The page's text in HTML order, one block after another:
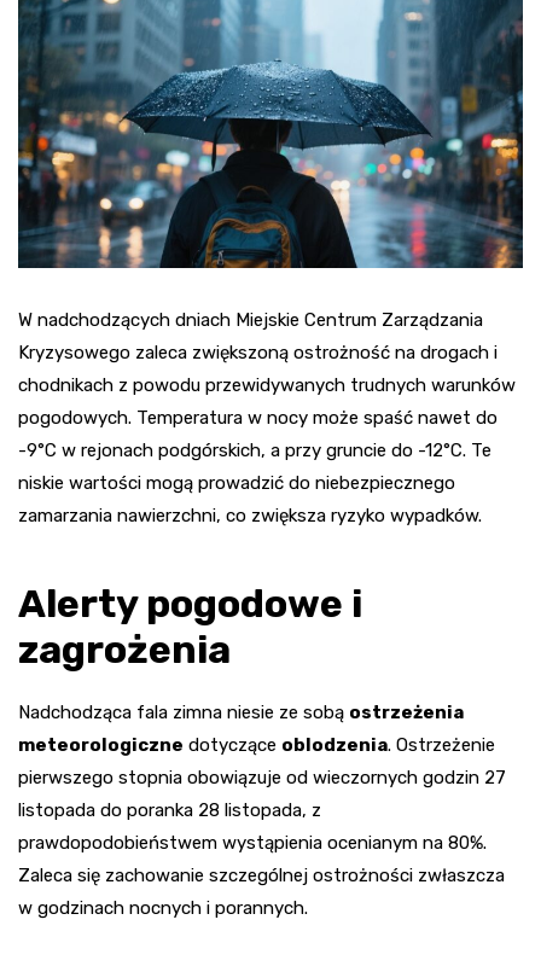
W nadchodzących dniach Miejskie Centrum Zarządzania
Kryzysowego zaleca zwiększoną ostrożność na drogach i
chodnikach z powodu przewidywanych trudnych warunków
pogodowych. Temperatura w nocy może spaść nawet do
-9°C w rejonach podgórskich, a przy gruncie do -12°C. Te
niskie wartości mogą prowadzić do niebezpiecznego
zamarzania nawierzchni, co zwiększa ryzyko wypadków.
Alerty pogodowe i
zagrożenia
Nadchodząca fala zimna niesie ze sobą ostrzeżenia
meteorologiczne dotyczące oblodzenia. Ostrzeżenie
pierwszego stopnia obowiązuje od wieczornych godzin 27
listopada do poranka 28 listopada, z
prawdopodobieństwem wystąpienia ocenianym na 80%.
Zaleca się zachowanie szczególnej ostrożności zwłaszcza
w godzinach nocnych i porannych.